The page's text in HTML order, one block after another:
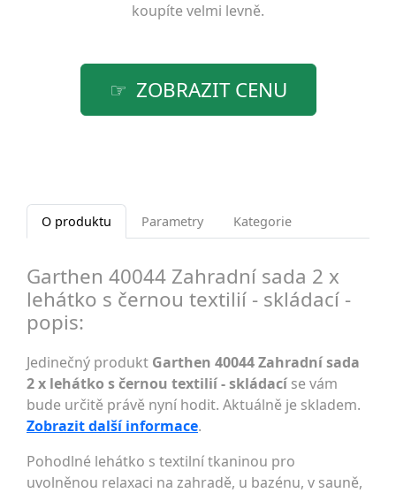
koupíte velmi levně.
ZOBRAZIT CENU
O produktu Parametry Kategorie
Garthen 40044 Zahradní sada 2 x
lehátko s černou textilií - skládací -
popis:
Jedinečný produkt Garthen 40044 Zahradní sada
2 x lehátko s černou textilií - skládací se vám
bude určitě právě nyní hodit. Aktuálně je skladem.
Zobrazit další informace.
Pohodlné lehátko s textilní tkaninou pro
uvolněnou relaxaci na zahradě, u bazénu, v sauně,